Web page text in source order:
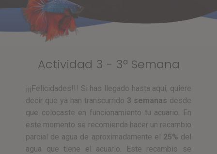
Actividad 3 - 3ª Semana
¡¡¡Felicidades!!! Si has llegado hasta aquí, quiere
decir que ya han transcurrido 3 semanas desde
que colocaste en funcionamiento tu acuario. En
este momento se recomienda hacer un recambio
parcial de agua de aproximadamente el 25% del
agua que tiene el acuario. Este recambio se